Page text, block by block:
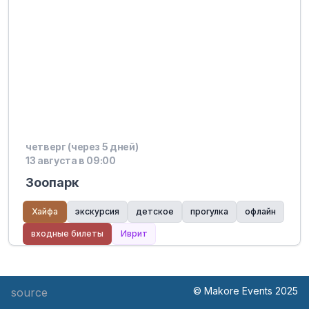
четверг (через 5 дней)
13 августа в 09:00
Зоопарк
Хайфа экскурсия детское прогулка офлайн
входные билеты Иврит
source © Makore Events 2025